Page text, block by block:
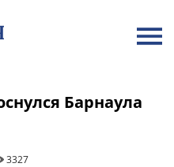
Барнаула
3327